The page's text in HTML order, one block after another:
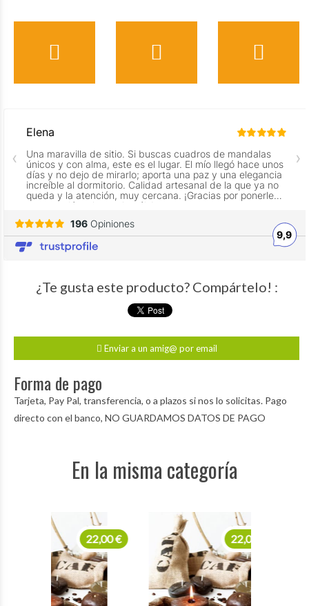
¿Te gusta este producto? Compártelo! :
Enviar a un amig@ por email
Forma de pago
Tarjeta, Pay Pal, transferencia, o a plazos si nos lo solicitas. Pago
directo con el banco, NO GUARDAMOS DATOS DE PAGO
En la misma categoría
22,00 €